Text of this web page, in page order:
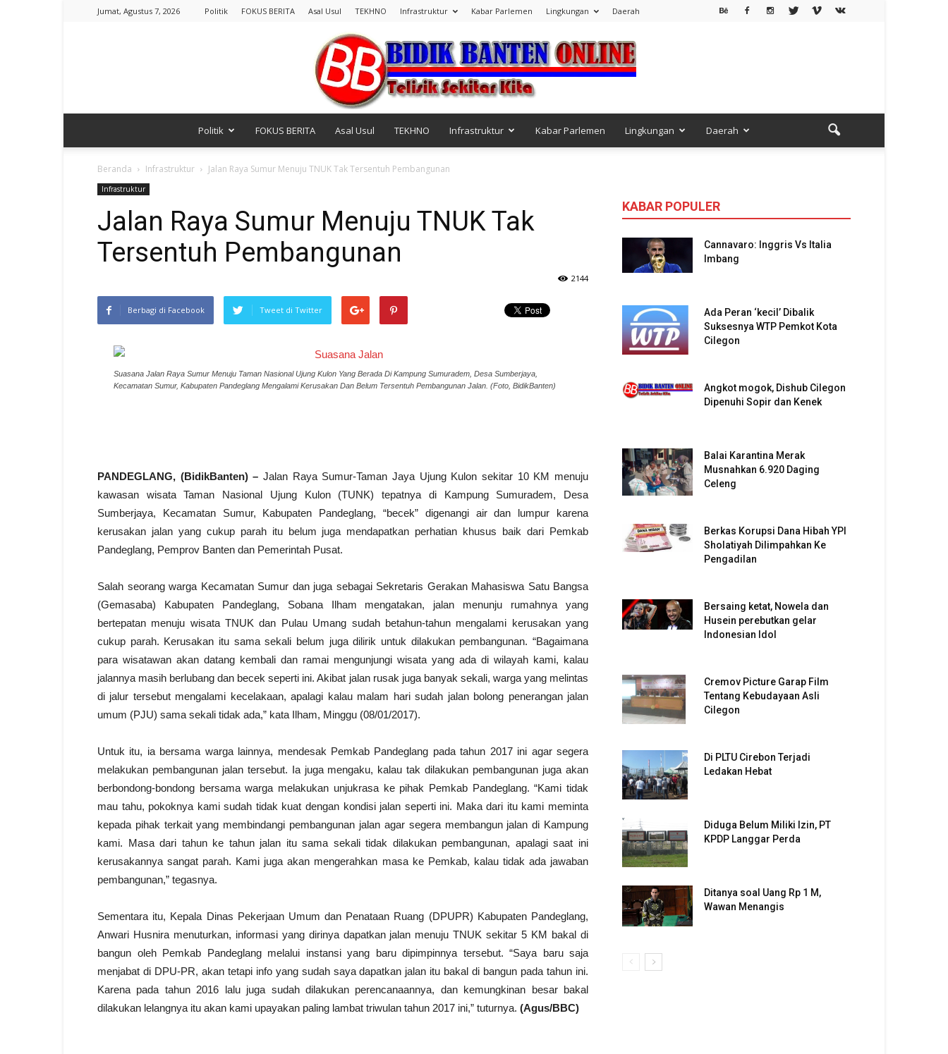
Jumat, Agustus 7, 2026 Politik FOKUS BERITA Asal Usul TEKHNO Infrastruktur Kabar Parlemen Lingkungan Daerah
Politik FOKUS BERITA Asal Usul TEKHNO Infrastruktur Kabar Parlemen Lingkungan Daerah
Beranda Infrastruktur Jalan Raya Sumur Menuju TNUK Tak Tersentuh Pembangunan
Infrastruktur
Jalan Raya Sumur Menuju TNUK Tak
Tersentuh Pembangunan
2144
Berbagi di Facebook Tweet di Twitter
Suasana Jalan Raya Sumur Menuju Taman Nasional Ujung Kulon Yang Berada Di Kampung Sumuradem, Desa Sumberjaya,
Kecamatan Sumur, Kabupaten Pandeglang Mengalami Kerusakan Dan Belum Tersentuh Pembangunan Jalan. (Foto, BidikBanten)
PANDEGLANG, (BidikBanten) – Jalan Raya Sumur-Taman Jaya Ujung Kulon sekitar 10 KM menuju
kawasan wisata Taman Nasional Ujung Kulon (TUNK) tepatnya di Kampung Sumuradem, Desa
Sumberjaya, Kecamatan Sumur, Kabupaten Pandeglang, “becek” digenangi air dan lumpur karena
kerusakan jalan yang cukup parah itu belum juga mendapatkan perhatian khusus baik dari Pemkab
Pandeglang, Pemprov Banten dan Pemerintah Pusat.
Salah seorang warga Kecamatan Sumur dan juga sebagai Sekretaris Gerakan Mahasiswa Satu Bangsa
(Gemasaba) Kabupaten Pandeglang, Sobana Ilham mengatakan, jalan menunju rumahnya yang
bertepatan menuju wisata TNUK dan Pulau Umang sudah betahun-tahun mengalami kerusakan yang
cukup parah. Kerusakan itu sama sekali belum juga dilirik untuk dilakukan pembangunan. “Bagaimana
para wisatawan akan datang kembali dan ramai mengunjungi wisata yang ada di wilayah kami, kalau
jalannya masih berlubang dan becek seperti ini. Akibat jalan rusak juga banyak sekali, warga yang melintas
di jalur tersebut mengalami kecelakaan, apalagi kalau malam hari sudah jalan bolong penerangan jalan
umum (PJU) sama sekali tidak ada,” kata Ilham, Minggu (08/01/2017).
Untuk itu, ia bersama warga lainnya, mendesak Pemkab Pandeglang pada tahun 2017 ini agar segera
melakukan pembangunan jalan tersebut. Ia juga mengaku, kalau tak dilakukan pembangunan juga akan
berbondong-bondong bersama warga melakukan unjukrasa ke pihak Pemkab Pandeglang. “Kami tidak
mau tahu, pokoknya kami sudah tidak kuat dengan kondisi jalan seperti ini. Maka dari itu kami meminta
kepada pihak terkait yang membindangi pembangunan jalan agar segera membangun jalan di Kampung
kami. Masa dari tahun ke tahun jalan itu sama sekali tidak dilakukan pembangunan, apalagi saat ini
kerusakannya sangat parah. Kami juga akan mengerahkan masa ke Pemkab, kalau tidak ada jawaban
pembangunan,” tegasnya.
Sementara itu, Kepala Dinas Pekerjaan Umum dan Penataan Ruang (DPUPR) Kabupaten Pandeglang,
Anwari Husnira menuturkan, informasi yang dirinya dapatkan jalan menuju TNUK sekitar 5 KM bakal di
bangun oleh Pemkab Pandeglang melalui instansi yang baru dipimpinnya tersebut. “Saya baru saja
menjabat di DPU-PR, akan tetapi info yang sudah saya dapatkan jalan itu bakal di bangun pada tahun ini.
Karena pada tahun 2016 lalu juga sudah dilakukan perencanaannya, dan kemungkinan besar bakal
dilakukan lelangnya itu akan kami upayakan paling lambat triwulan tahun 2017 ini,” tuturnya. (Agus/BBC)
KABAR POPULER
Cannavaro: Inggris Vs Italia
Imbang
Ada Peran ‘kecil’ Dibalik
Suksesnya WTP Pemkot Kota
Cilegon
Angkot mogok, Dishub Cilegon
Dipenuhi Sopir dan Kenek
Balai Karantina Merak
Musnahkan 6.920 Daging
Celeng
Berkas Korupsi Dana Hibah YPI
Sholatiyah Dilimpahkan Ke
Pengadilan
Bersaing ketat, Nowela dan
Husein perebutkan gelar
Indonesian Idol
Cremov Picture Garap Film
Tentang Kebudayaan Asli
Cilegon
Di PLTU Cirebon Terjadi
Ledakan Hebat
Diduga Belum Miliki Izin, PT
KPDP Langgar Perda
Ditanya soal Uang Rp 1 M,
Wawan Menangis